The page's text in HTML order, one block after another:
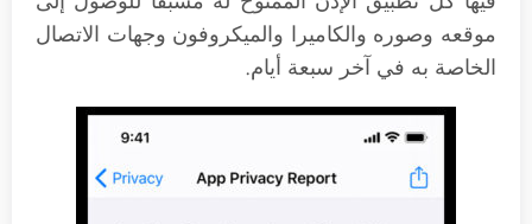
موقعه وصوره والكاميرا والميكروفون وجهات الاتصال
الخاصة به في آخر سبعة أيام.